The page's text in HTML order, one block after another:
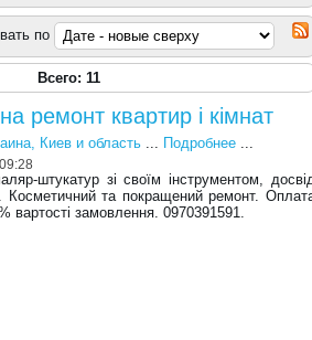
по
Всего: 11
ремонт квартир і кімнат
Киев и область ... Подробнее ...
штукатур зі своїм інструментом,
Косметичний та покращений ремонт.
вартості замовлення. 0970391591.